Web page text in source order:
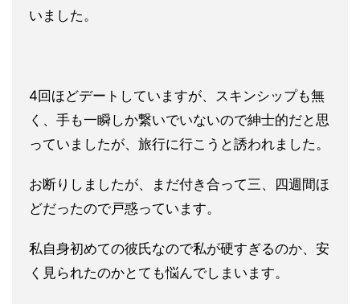
いました。
4回ほどデートしていますが、スキンシップも無
く、手も一瞬しか繋いでいないので紳士的だと思
っていましたが、旅行に行こうと誘われました。
お断りしましたが、まだ付き合って三、四週間ほ
どだったので戸惑っています。
私自身初めての彼氏なので私が硬すぎるのか、安
く見られたのかと ても悩んでしまいます。